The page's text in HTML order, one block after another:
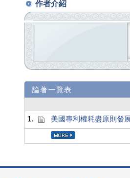
作者介紹
論著一覽表
1.
美國專利權耗盡原則發